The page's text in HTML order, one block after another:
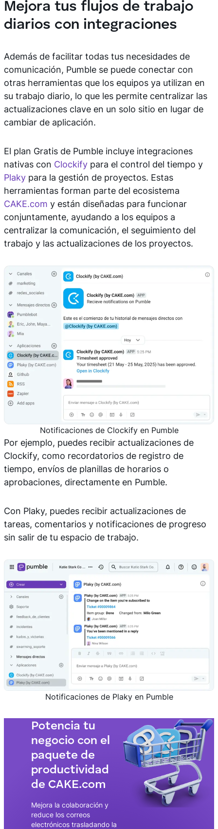
Mejora tus flujos de trabajo
diarios con integraciones
Además de facilitar todas tus necesidades de
comunicación, Pumble se puede conectar con
otras herramientas que los equipos ya utilizan en
su trabajo diario, lo que les permite centralizar las
actualizaciones clave en un solo sitio en lugar de
cambiar de aplicación.
El plan Gratis de Pumble incluye integraciones
nativas con Clockify para el control del tiempo y
Plaky para la gestión de proyectos. Estas
herramientas forman parte del ecosistema
CAKE.com y están diseñadas para funcionar
conjuntamente, ayudando a los equipos a
centralizar la comunicación, el seguimiento del
trabajo y las actualizaciones de los proyectos.
Notificaciones de Clockify en Pumble
Por ejemplo, puedes recibir actualizaciones de
Clockify, como recordatorios de registro de
tiempo, envíos de planillas de horarios o
aprobaciones, directamente en Pumble.
Con Plaky, puedes recibir actualizaciones de
tareas, comentarios y notificaciones de progreso
sin salir de tu espacio de trabajo.
Notificaciones de Plaky en Pumble
Potencia tu
negocio con el
paquete de
productividad
de CAKE.com
Mejora la colaboración y
reduce los correos
electrónicos trasladando la